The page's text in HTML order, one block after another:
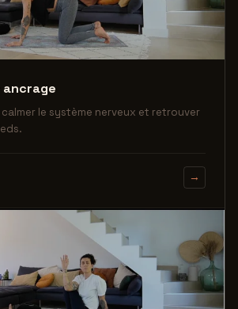
ancrage
le système nerveux et retrouver
→